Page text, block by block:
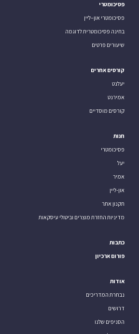
פסיכומטרי
פסיכומטרי און–ליין
בחינה פסיכומטרית לדוגמה
שיעורים פרטים
קורסים אחרים
יעלנט
אמירנט
קורסים מוסדיים
חנות
פסיכומטרי
יעל
אמיר
און-ליין
תקנון אתר
מדיניות החזרת מוצרים וביטולי עיסקאות
כתבות
פורום ארכיון
אודות
נבחרת המדריכים
דרושים
הסניפים שלנו